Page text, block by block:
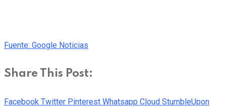
Fuente: Google Noticias
Share This Post:
Facebook Twitter Pinterest Whatsapp Cloud StumbleUpon